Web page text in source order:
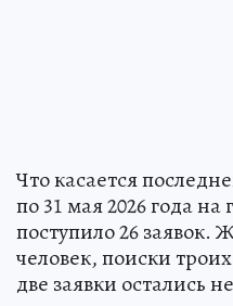
Что касается
по 31 мая 2026 года
поступило 26 заявок.
человек, поиски
две заявки остались